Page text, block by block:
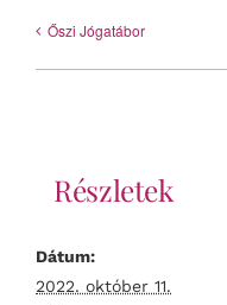
Őszi Jógatábor
Részletek
Dátum:
2022. október 11.